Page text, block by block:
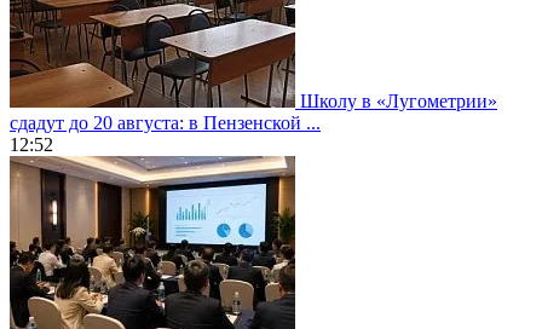
Школу в «Лугометрии»
сдадут до 20 августа: в Пензенской ...
12:52